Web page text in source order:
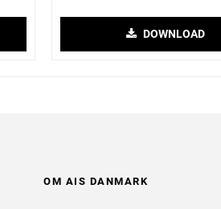
DOWNLOAD
OM AIS DANMARK